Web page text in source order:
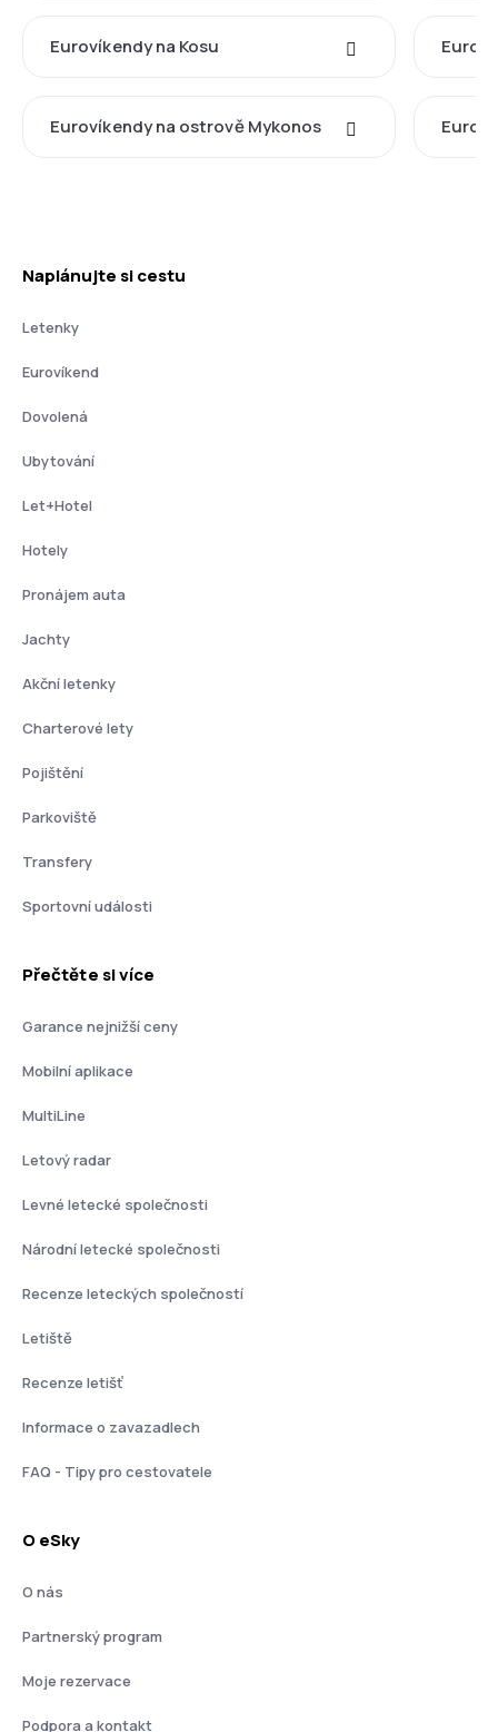
Eurovíkendy na Kosu
Eurovíkendy na ostrově Mykonos
Naplánujte si cestu
Letenky
Eurovíkend
Dovolená
Ubytování
Let+Hotel
Hotely
Pronájem auta
Jachty
Akční letenky
Charterové lety
Pojištění
Parkoviště
Transfery
Sportovní události
Přečtěte si více
Garance nejnižší ceny
Mobilní aplikace
MultiLine
Letový radar
Levné letecké společnosti
Národní letecké společnosti
Recenze leteckých společností
Letiště
Recenze letišť
Informace o zavazadlech
FAQ - Tipy pro cestovatele
O eSky
O nás
Partnerský program
Moje rezervace
Podpora a kontakt